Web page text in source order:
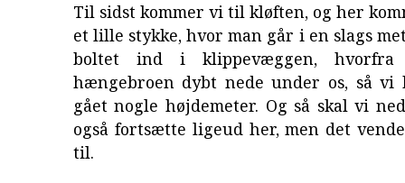
Til sidst kommer vi til kløften, og her
et lille stykke, hvor man går i en slags
boltet ind i klippevæggen,
hængebroen dybt nede under os, så vi
gået nogle højdemeter. Og så skal vi
også fortsætte ligeud her, men det
til.